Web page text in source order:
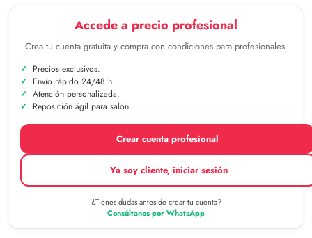
Accede a precio profesional
Crea tu cuenta gratuita y compra con condiciones para profesionales.
Precios exclusivos.
Envío rápido 24/48 h.
Atención personalizada.
Reposición ágil para salón.
Crear cuenta profesional
Ya soy cliente, iniciar sesión
¿Tienes dudas antes de crear tu cuenta?
Consúltanos por WhatsApp